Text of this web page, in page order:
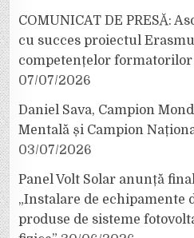
COMUNICAT DE PRESĂ:
cu succes proiectul
competențelor
07/07/2026
Daniel Sava, Campion
Mentală și Campion
03/07/2026
Panel Volt Solar anunță
„Instalare de echipamente
produse de sisteme